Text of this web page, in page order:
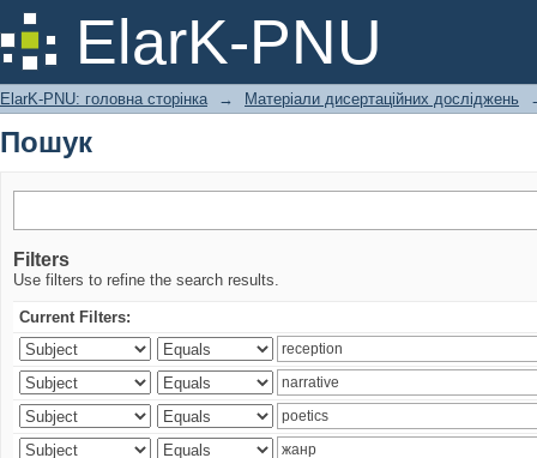
ElarK-PNU
Пошук
ElarK-PNU: головна сторінка → Матеріали дисертаційних досліджень
Пошук
Filters
Use filters to refine the search results.
Current Filters: